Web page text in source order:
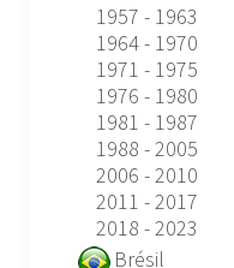
1957 - 1963
1964 - 1970
1971 - 1975
1976 - 1980
1981 - 1987
1988 - 2005
2006 - 2010
2011 - 2017
2018 - 2023
Brésil